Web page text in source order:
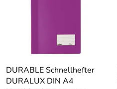
DURABLE Schnellhefter
DURALUX DIN A4